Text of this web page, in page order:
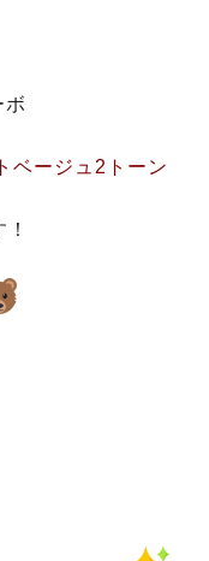
ベージュ2トーン